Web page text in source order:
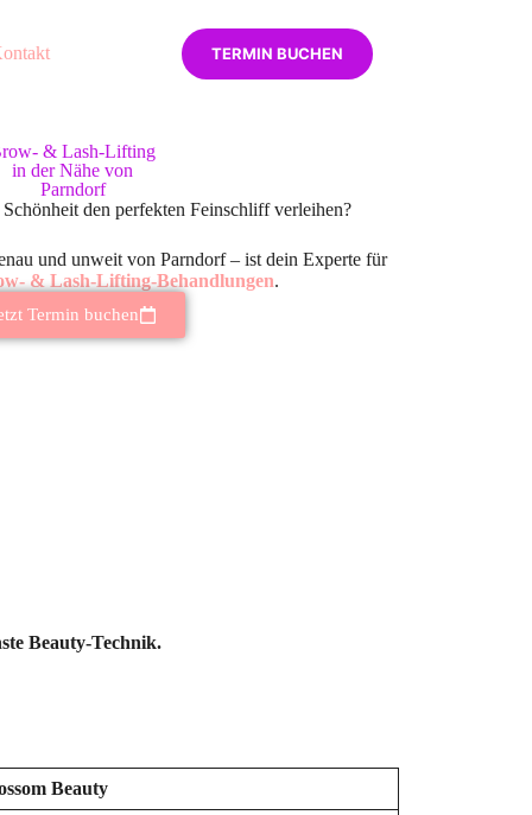
TERMIN BUCHEN
& Lash-Lifting
in der Nähe von
Parndorf
den perfekten Feinschliff verleihen?
und unweit von Parndorf – ist dein Experte für
& Lash-Lifting-Behandlungen.
Termin buchen
Beauty-Technik.
Beauty